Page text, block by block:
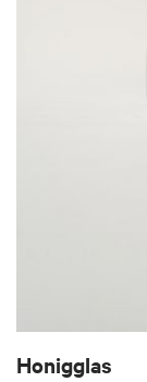
Honigglas